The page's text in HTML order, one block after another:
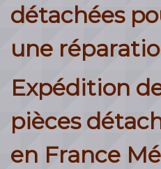
détachées
une
Expédition
pièces
en France